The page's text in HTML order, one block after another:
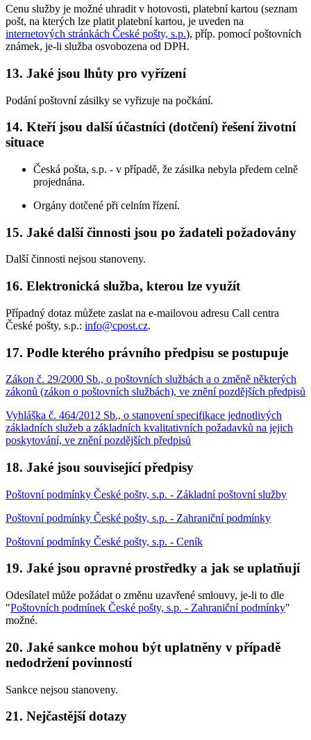
Cenu služby je možné uhradit v hotovosti, platební kartou (seznam
pošt, na kterých lze platit platební kartou, je uveden na
internetových stránkách České pošty, s.p.), příp. pomocí poštovních
známek, je-li služba osvobozena od DPH.
13. Jaké jsou lhůty pro vyřízení
Podání poštovní zásilky se vyřizuje na počkání.
14. Kteří jsou další účastníci (dotčení) řešení životní
situace
Česká pošta, s.p. - v případě, že zásilka nebyla předem celně
projednána.
Orgány dotčené při celním řízení.
15. Jaké další činnosti jsou po žadateli požadovány
Další činnosti nejsou stanoveny.
16. Elektronická služba, kterou lze využít
Případný dotaz můžete zaslat na e-mailovou adresu Call centra
České pošty, s.p.: info@cpost.cz.
17. Podle kterého právního předpisu se postupuje
Zákon č. 29/2000 Sb., o poštovních službách a o změně některých
zákonů (zákon o poštovních službách), ve znění pozdějších předpisů
Vyhláška č. 464/2012 Sb., o stanovení specifikace jednotlivých
základních služeb a základních kvalitativních požadavků na jejich
poskytování, ve znění pozdějších předpisů
18. Jaké jsou související předpisy
Poštovní podmínky České pošty, s.p. - Základní poštovní služby
Poštovní podmínky České pošty, s.p. - Zahraniční podmínky
Poštovní podmínky České pošty, s.p. - Ceník
19. Jaké jsou opravné prostředky a jak se uplatňují
Odesílatel může požádat o změnu uzavřené smlouvy, je-li to dle
"Poštovních podmínek České pošty, s.p. - Zahraniční podmínky"
možné.
20. Jaké sankce mohou být uplatněny v případě
nedodržení povinností
Sankce nejsou stanoveny.
21. Nejčastější dotazy